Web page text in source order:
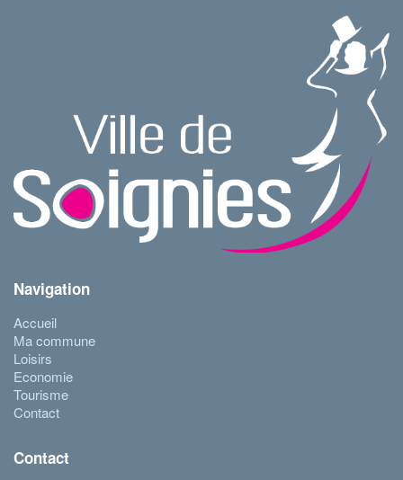
Navigation
Accueil
Ma commune
Loisirs
Economie
Tourisme
Contact
Contact